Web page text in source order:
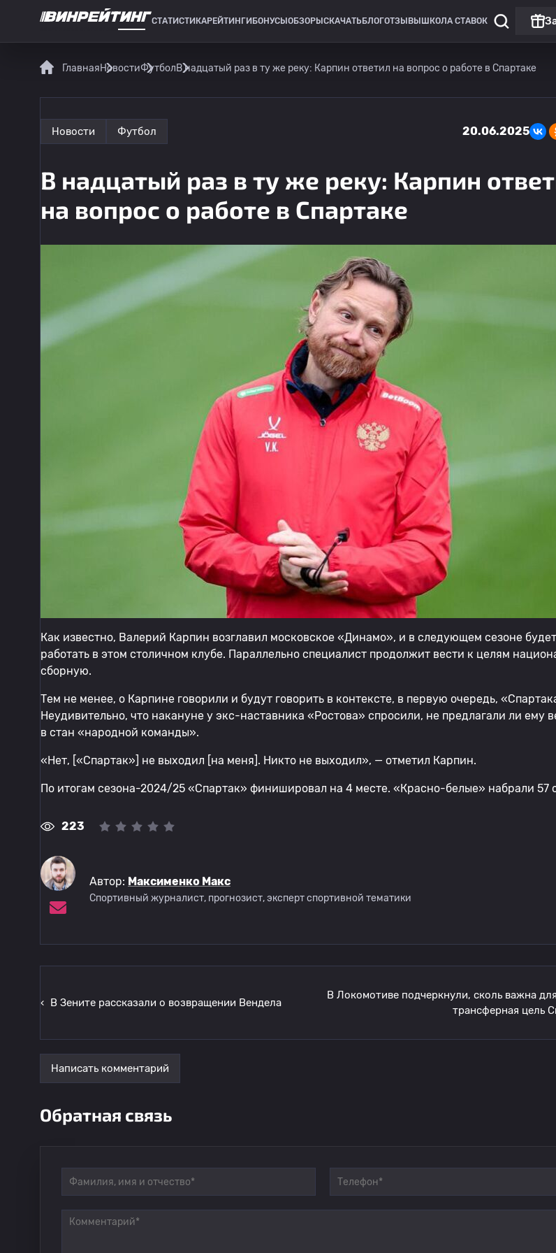
СТАТИСТИКАРЕЙТИНГИ БОНУСЫ ОБЗОРЫ СКАЧАТЬ БЛОГОТЗЫВЫ ШКОЛА СТАВОК
ГлавнаяНовостиФутболВ надцатый раз в ту же реку: Карпин ответил на вопрос о работе в Спартаке
Новости Футбол 20.06.2025
В надцатый раз в ту же реку: Карпин
на вопрос о работе в Спартаке
Как известно, Валерий Карпин возглавил московское «Динамо», и в следующем сезоне будет
работать в этом столичном клубе. Параллельно специалист продолжит вести к целям
сборную.
Тем не менее, о Карпине говорили и будут говорить в контексте, в первую очередь,
Неудивительно, что накануне у экс-наставника «Ростова» спросили, не предлагали ли ему
в стан «народной команды».
«Нет, [«Спартак»] не выходил [на меня]. Никто не выходил», — отметил Карпин.
По итогам сезона-2024/25 «Спартак» финишировал на 4 месте. «Красно-белые» набрали 57
223
Автор: Максименко Макс
Спортивный журналист, прогнозист, эксперт спортивной тематики
‹ В Зените рассказали о возвращении Вендела
В Локомотиве подчеркнули, сколь важна
трансферная цель
Написать комментарий
Обратная связь